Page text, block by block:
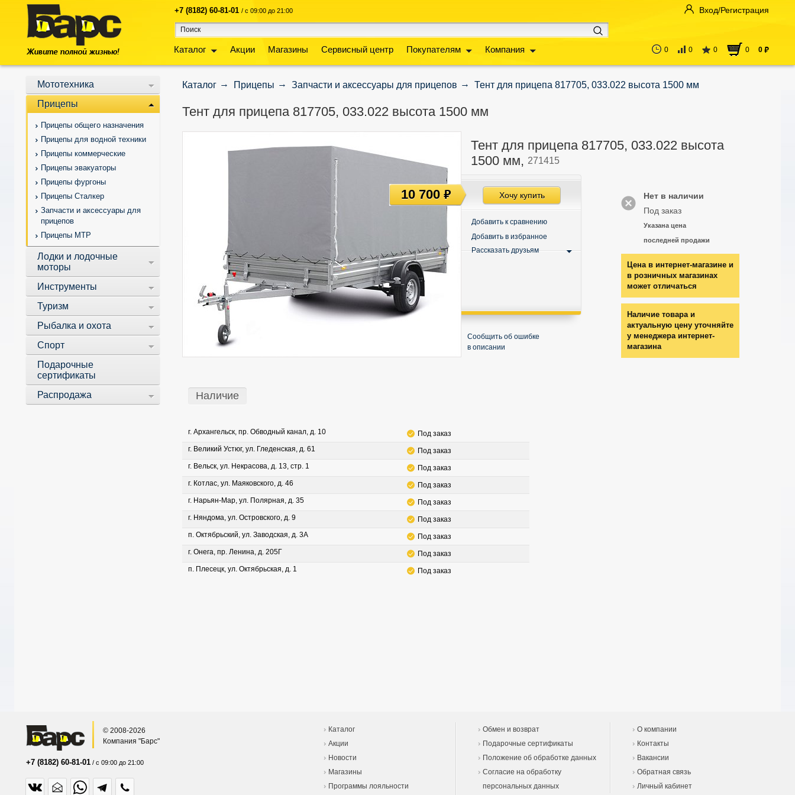
+7 (8182) 60-81-01 / с 09:00 до 21:00
Каталог Акции Магазины Сервисный центр Покупателям Компания
Вход/Регистрация
0 0 0 0 0 руб
Мототехника
Прицепы
Прицепы общего назначения
Прицепы для водной техники
Прицепы коммерческие
Прицепы эвакуаторы
Прицепы фургоны
Прицепы Сталкер
Запчасти и аксессуары для
прицепов
Прицепы МТР
Лодки и лодочные
моторы
Инструменты
Туризм
Рыбалка и охота
Спорт
Подарочные
сертификаты
Распродажа
Каталог Прицепы Запчасти и аксессуары для прицепов Тент для прицепа 817705, 033.022 высота 1500 мм
Тент для прицепа 817705, 033.022 высота 1500 мм
Тент для прицепа 817705, 033.022 высота
1500 мм, 271415
Нет в наличии
Под заказ
Указана цена
последней продажи
Цена в интернет-магазине и
в розничных магазинах
может отличаться
Наличие товара и
актуальную цену уточняйте
у менеджера интернет-
магазина
Хочу купить
Добавить к сравнению
Добавить в избранное
Рассказать друзьям
Сообщить об ошибке
в описании
10 700руб
Наличие
г. Архангельск, пр. Обводный канал, д. 10
Под заказ
г. Великий Устюг, ул. Гледенская, д. 61
Под заказ
г. Вельск, ул. Некрасова, д. 13, стр. 1
Под заказ
г. Котлас, ул. Маяковского, д. 46
Под заказ
г. Нарьян-Мар, ул. Полярная, д. 35
Под заказ
г. Няндома, ул. Островского, д. 9
Под заказ
п. Октябрьский, ул. Заводская, д. 3А
Под заказ
г. Онега, пр. Ленина, д. 205Г
Под заказ
п. Плесецк, ул. Октябрьская, д. 1
Под заказ
© 2008-2026
Компания "Барс"
+7 (8182) 60-81-01 / с 09:00 до 21:00
Каталог
Акции
Новости
Магазины
Программы лояльности
Обмен и возврат
Подарочные сертификаты
Положение об обработке данных
Согласие на обработку
персональных данных
О компании
Контакты
Вакансии
Обратная связь
Личный кабинет